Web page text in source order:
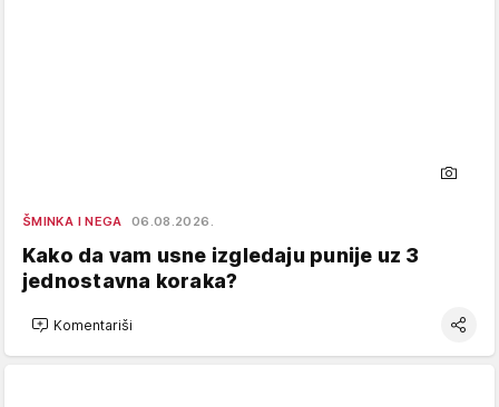
ŠMINKA I NEGA 06.08.2026.
Kako da vam usne izgledaju punije uz 3
jednostavna koraka?
Komentariši